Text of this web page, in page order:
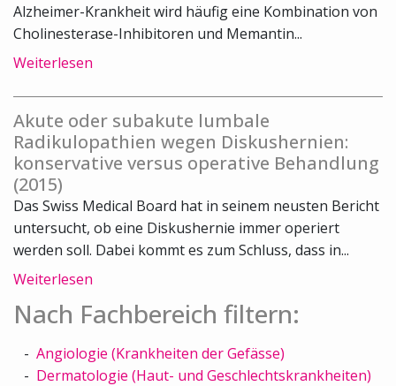
Alzheimer-Krankheit wird häufig eine Kombination von
Cholinesterase-Inhibitoren und Memantin...
Weiterlesen
Akute oder subakute lumbale
Radikulopathien wegen Diskushernien:
konservative versus operative Behandlung
(2015)
Das Swiss Medical Board hat in seinem neusten Bericht
untersucht, ob eine Diskushernie immer operiert
werden soll. Dabei kommt es zum Schluss, dass in...
Weiterlesen
Nach Fachbereich filtern:
Angiologie (Krankheiten der Gefässe)
Dermatologie (Haut- und Geschlechtskrankheiten)